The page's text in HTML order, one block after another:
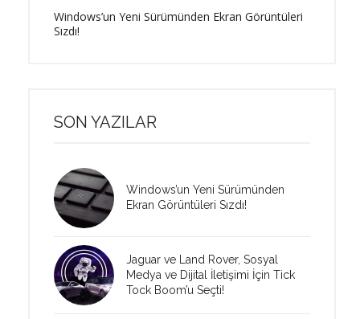
Windows’un Yeni Sürümünden Ekran Görüntüleri
Sızdı!
SON YAZILAR
Windows’un Yeni Sürümünden
Ekran Görüntüleri Sızdı!
Jaguar ve Land Rover, Sosyal
Medya ve Dijital İletişimi İçin Tick
Tock Boom’u Seçti!